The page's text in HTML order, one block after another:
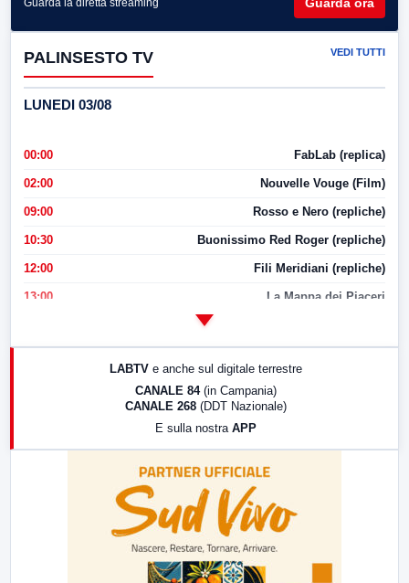
Guarda la diretta streaming
PALINSESTO TV VEDI TUTTI
LUNEDI 03/08
00:00 FabLab (replica)
02:00 Nouvelle Vouge (Film)
09:00 Rosso e Nero (repliche)
10:30 Buonissimo Red Roger (repliche)
12:00 Fili Meridiani (repliche)
13:00 La Mappa dei Piaceri
LABTV e anche sul digitale terrestre
CANALE 84 (in Campania)
CANALE 268 (DDT Nazionale)
E sulla nostra APP